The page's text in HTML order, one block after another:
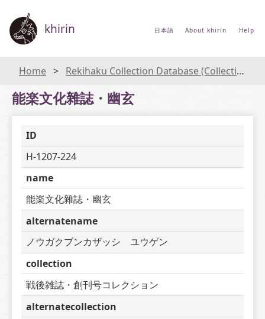
khirin 日本語 About khirin Help
Home Rekihaku Collection Database (Collections Database of the National Museum of Japanese History)
能楽文化雜誌・幽玄
ID
H-1207-224
name
能楽文化雜誌・幽玄
alternatename
ノウガクブンカザッシ　ユウゲン
collection
戦後雑誌・創刊号コレクション
alternatecollection